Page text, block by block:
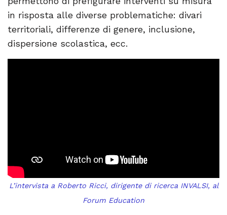
in risposta alle diverse problematiche: divari
territoriali, differenze di genere, inclusione,
dispersione scolastica, ecc.
L’intervista a Roberto Ricci, dirigente di ricerca INVALSI, al
Forum Education